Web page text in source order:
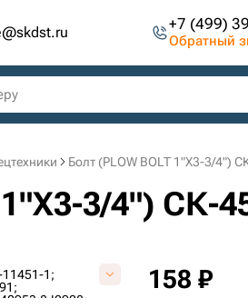
+7 (499)
Обратный
Болт (PLOW BOLT 1"X3-3/4")
3/4") СК-
1;
8J2928;
158 ₽